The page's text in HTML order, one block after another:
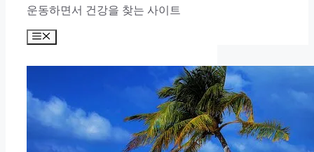
운동하면서 건강을 찾는 사이트
Menu